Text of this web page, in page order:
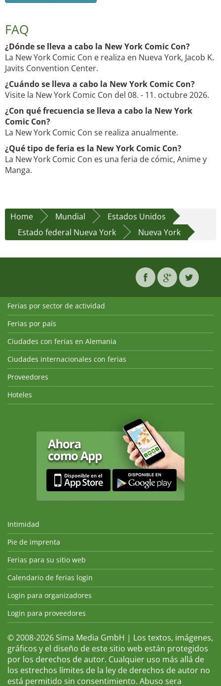
FAQ
¿Dónde se lleva a cabo la New York Comic Con?
La New York Comic Con e realiza en Nueva York, Jacob K.
Javits Convention Center.
¿Cuándo se lleva a cabo la New York Comic Con?
Visite la New York Comic Con del 08. - 11. octubre 2026.
¿Con qué frecuencia se lleva a cabo la New York
Comic Con?
La New York Comic Con se realiza anualmente.
¿Qué tipo de feria es la New York Comic Con?
La New York Comic Con es una feria de cómic, Anime y
Manga.
Home Mundial
Estados Unidos
Estado federal Nueva York
Nueva York
Ferias por sector de actividad
Ferias por país
Ciudades con ferias en Alemania
Ciudades internacionales con ferias
Proveedores
Hoteles
Intimidad
Pie de imprenta
Ferias para su sitio web
Calendario de ferias login
Login para organizadores
Login para proveedores
© 2008-2026 Sima Media GmbH | Los textos, imágenes,
gráficos y el diseño de este sitio web están protegidos
por los derechos de autor. Cualquier uso más allá de
los estrechos límites de la ley de derechos de autor no
está permitido sin consentimiento. Abuso sera